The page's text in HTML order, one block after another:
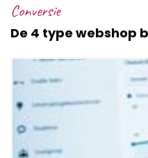
Conversie
De 4 type webshop